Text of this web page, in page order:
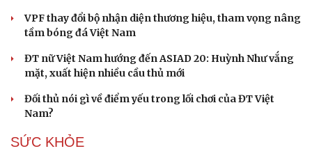
VPF thay đổi bộ nhận diện thương hiệu, tham vọng nâng
tầm bóng đá Việt Nam
ĐT nữ Việt Nam hướng đến ASIAD 20: Huỳnh Như vắng
mặt, xuất hiện nhiều cầu thủ mới
Đối thủ nói gì về điểm yếu trong lối chơi của ĐT Việt
Nam?
SỨC KHỎE